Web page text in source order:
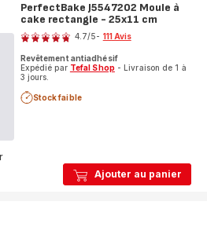
rond
Ajouter au panier
PerfectBake J5547202 Moule à
cake rectangle - 25x11 cm
Note
4.7/5- 111 Avis
Revêtement antiadhésif
Expédié par Tefal Shop- Livraison de 1 à
3 jours.
Stock faible
PerfectBake